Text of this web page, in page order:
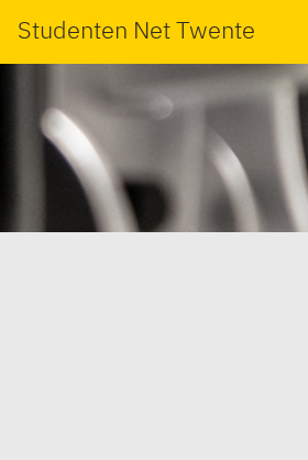
Studenten Net Twente